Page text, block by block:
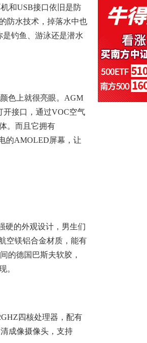
和USB接口依旧是防
防水技术，掉落水中也
钓鱼、游泳还是潜水
色上就很亮眼。AGM
开接口，通过VOC空气
。而且它拥有
的AMOLED屏幕，让
硬的外观设计，男生们
空镁铝合金材质，能有
的德国巴斯夫软胶，
。
四核处理器，配有
成像摄像头，支持